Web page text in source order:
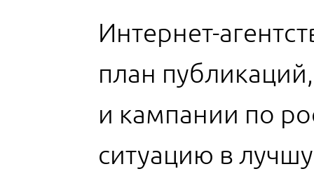
Интернет-
план
и кампании по
ситуацию в